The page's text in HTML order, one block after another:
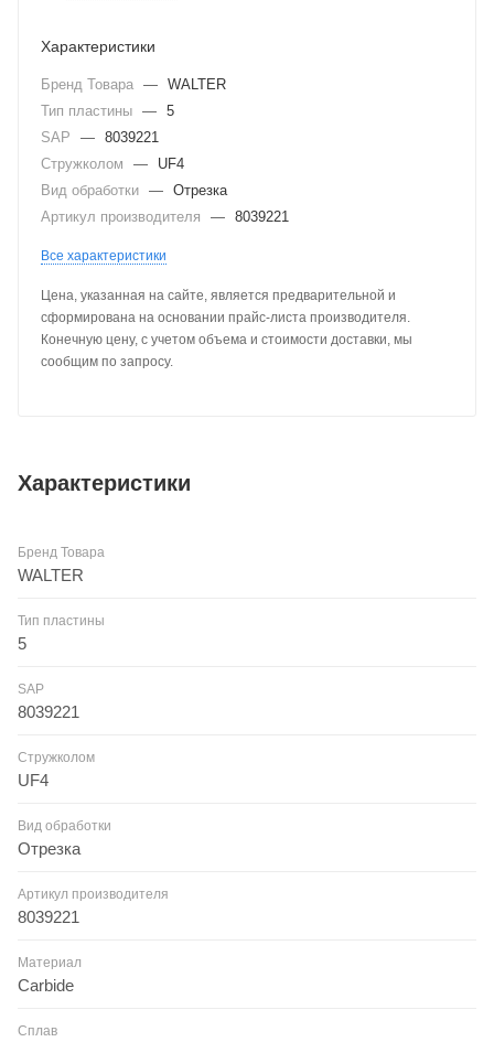
Характеристики
Бренд Товара — WALTER
Тип пластины — 5
SAP
— 8039221
Стружколом
—
UF4
Вид обработки — Отрезка
Артикул производителя
— 8039221
Все характеристики
Цена, указанная на сайте, является предварительной и
сформирована на основании прайс-листа производителя.
Конечную цену, с учетом объема и стоимости доставки, мы
сообщим по запросу.
Характеристики
Бренд Товара
WALTER
Тип пластины
5
SAP
8039221
Стружколом
UF4
Вид обработки
Отрезка
Артикул производителя
8039221
Материал
Carbide
Сплав